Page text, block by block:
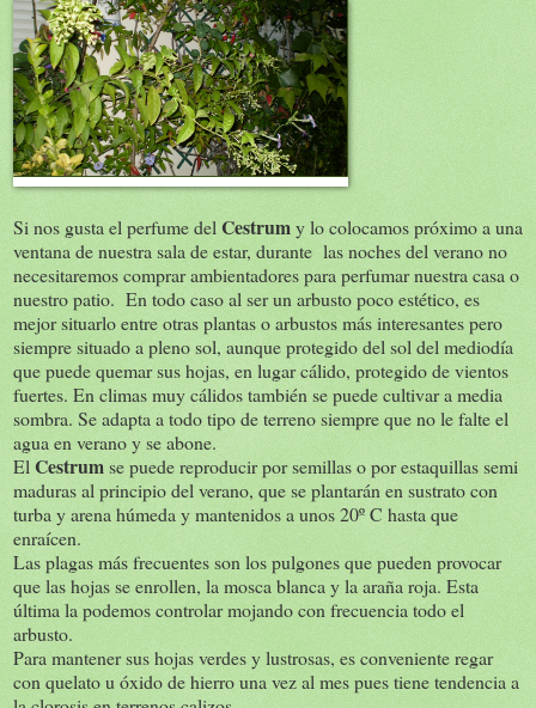
Si nos gusta el perfume del Cestrumy lo colocamos próximo a una
ventana de nuestra sala de estar, durante las noches del verano no
necesitaremos comprar ambientadores para perfumar nuestra casa o
nuestro patio. En todo caso al ser un arbusto poco estético, es
mejor situarlo entre otras plantas o arbustos más interesantes pero
siempre situado a pleno sol, aunque protegido del sol del mediodía
que puede quemar sus hojas, en lugar cálido, protegido de vientos
fuertes. En climas muy cálidos también se puede cultivar a media
sombra. Se adapta a todo tipo de terreno siempre que no le falte el
agua en verano y se abone.
El Cestrumse puede reproducir por semillas o por estaquillas semi
maduras al principio del verano, que se plantarán en sustrato con
turba y arena húmeda y mantenidos a unos 20º C hasta que
enraícen.
Las plagas más frecuentes son los pulgones que pueden provocar
que las hojas se enrollen, la mosca blanca y la araña roja. Esta
última la podemos controlar mojando con frecuencia todo el
arbusto.
Para mantener sus hojas verdes y lustrosas, es conveniente regar
con quelato u óxido de hierro una vez al mes pues tiene tendencia a